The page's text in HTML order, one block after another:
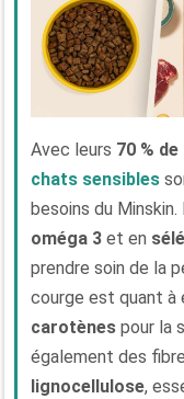
Avec leurs 70 %
chats sensibles
besoins du Minskin.
oméga 3 et en
prendre soin de la
courge est quant à
carotènes pour la
également des
lignocellulose,